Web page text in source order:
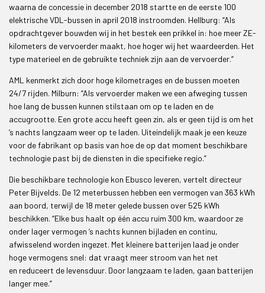
waarna de concessie in december 2018 startte en de eerste 100
elektrische VDL-bussen in april 2018 instroomden. Hellburg: “Als
opdrachtgever bouwden wij in het bestek een prikkel in: hoe meer ZE-
kilometers de vervoerder maakt, hoe hoger wij het waardeerden. Het
type materieel en de gebruikte techniek zijn aan de vervoerder.”
AML kenmerkt zich door hoge kilometrages en de bussen moeten
24/7 rijden. Milburn: “Als vervoerder maken we een afweging tussen
hoe lang de bussen kunnen stilstaan om op te laden en de
accugrootte. Een grote accu heeft geen zin, als er geen tijd is om het
’s nachts langzaam weer op te laden. Uiteindelijk maak je een keuze
voor de fabrikant op basis van hoe de op dat moment beschikbare
technologie past bij de diensten in die specifieke regio.”
Die beschikbare technologie kon Ebusco leveren, vertelt directeur
Peter Bijvelds. De 12 meterbussen hebben een vermogen van 363 kWh
aan boord, terwijl de 18 meter gelede bussen over 525 kWh
beschikken. “Elke bus haalt op één accu ruim 300 km, waardoor ze
onder lager vermogen ’s nachts kunnen bijladen en continu,
afwisselend worden ingezet. Met kleinere batterijen laad je onder
hoge vermogens snel: dat vraagt meer stroom van het net
en reduceert de levensduur. Door langzaam te laden, gaan batterijen
langer mee.”